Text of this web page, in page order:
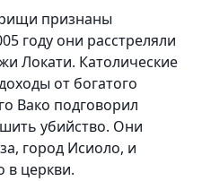
признаны
году они расстреляли
Локати. Католические
от богатого
Вако подговорил
убийство. Они
город Исиоло, и
в церкви.